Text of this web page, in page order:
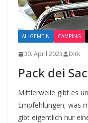
ALLGEMEIN CAMPING
30. April 2023 Dirk
Pack dei
Mittlerweile gibt es
Empfehlungen, was
gibt eigentlich nur